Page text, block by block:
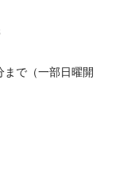
で（一部日曜開